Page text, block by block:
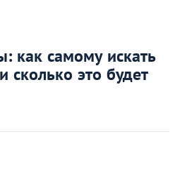
как самому искать
сколько это будет